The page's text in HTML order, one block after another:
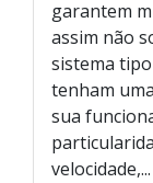
garantem
assim não
sistema
tenham
sua
velocidade,...